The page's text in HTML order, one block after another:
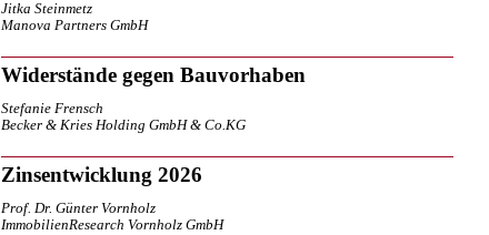
Jitka Steinmetz
Manova Partners GmbH
Widerstände gegen Bauvorhaben
Stefanie Frensch
Becker & Kries Holding GmbH & Co.KG
Zinsentwicklung 2026
Prof. Dr. Günter Vornholz
ImmobilienResearch Vornholz GmbH